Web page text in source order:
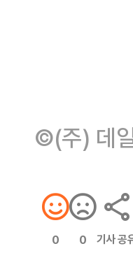
©(주) 데
0 0 기사 공